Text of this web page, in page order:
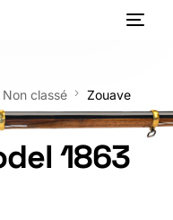
Non classé
Zouave
1863